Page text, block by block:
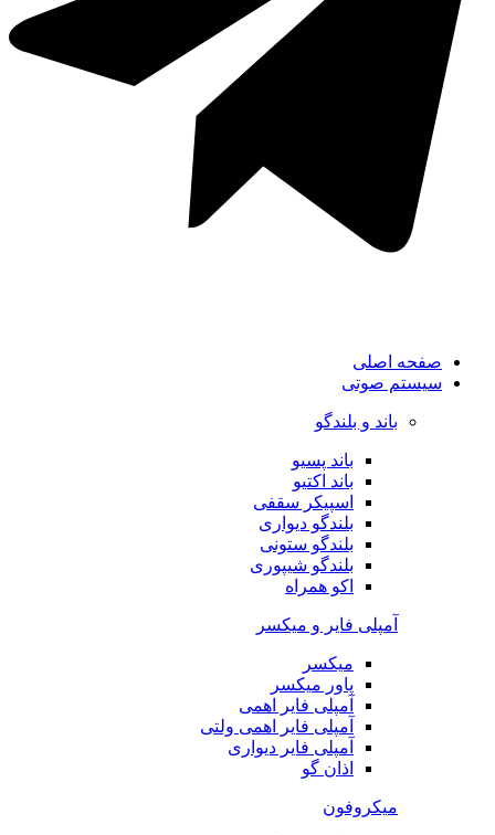
صفحه اصلی
سیستم صوتی
باند و بلندگو
باند پسیو
باند اکتیو
اسپیکر سقفی
بلندگو دیواری
بلندگو ستونی
بلندگو شیپوری
اکو همراه
آمپلی فایر و میکسر
میکسر
پاور میکسر
آمپلی فایر اهمی
آمپلی فایر اهمی ولتی
آمپلی فایر دیواری
اذان گو
میکروفون